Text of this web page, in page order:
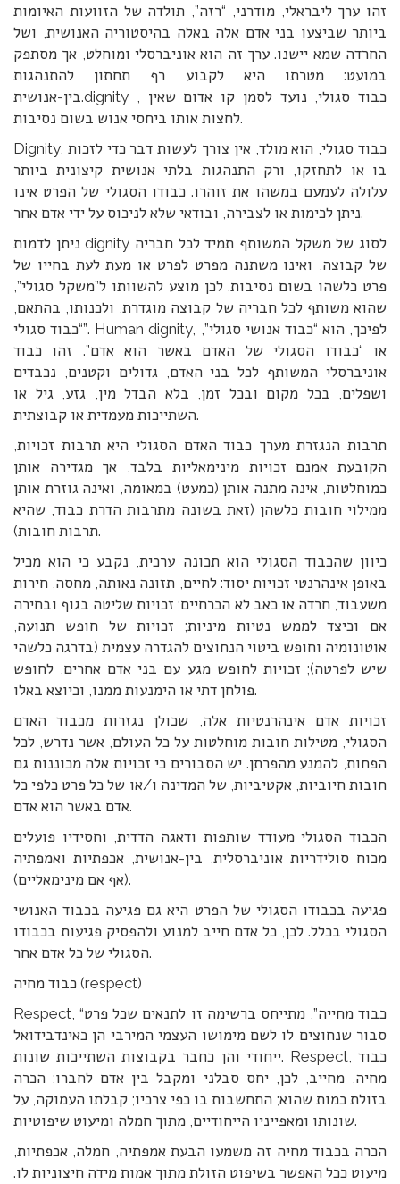
זהו ערך ליבראלי, מודרני, “רזה”, תולדה של הזוועות האיומות
ביותר שביצעו בני אדם אלה באלה בהיסטוריה האנושית, ושל
החרדה שמא יישנו. ערך זה הוא אוניברסלי ומוחלט, אך מסתפק
במועט: מטרתו היא לקבוע רף תחתון להתנהגות
בין-אנושית.dignity , כבוד סגולי, נועד לסמן קו אדום שאין
לחצות אותו ביחסי אנוש בשום נסיבות.
Dignity, כבוד סגולי, הוא מולד, אין צורך לעשות דבר כדי לזכות
בו או לתחזקו, ורק התנהגות בלתי אנושית קיצונית ביותר
עלולה לעמעם במשהו את זוהרו. כבודו הסגולי של הפרט אינו
ניתן לכימות או לצבירה, ובודאי שלא לניכוס על ידי אדם אחר.
ניתן לדמות dignity לסוג של משקל המשותף תמיד לכל חבריה
של קבוצה, ואינו משתנה מפרט לפרט או מעת לעת בחייו של
פרט כלשהו בשום נסיבות. לכן מוצע להשוותו ל”משקל סגולי”,
שהוא משותף לכל חבריה של קבוצה מוגדרת, ולכנותו, בהתאם,
“כבוד סגולי”. Human dignity, לפיכך, הוא “כבוד אנושי סגולי”,
או “כבודו הסגולי של האדם באשר הוא אדם”. זהו כבוד
אוניברסלי המשותף לכל בני האדם, גדולים וקטנים, נכבדים
ושפלים, בכל מקום ובכל זמן, בלא הבדל מין, גזע, גיל או
השתייכות מעמדית או קבוצתית.
תרבות הנגזרת מערך כבוד האדם הסגולי היא תרבות זכויות,
הקובעת אמנם זכויות מינימאליות בלבד, אך מגדירה אותן
כמוחלטות, אינה מתנה אותן (כמעט) במאומה, ואינה גוזרת אותן
ממילוי חובות כלשהן (זאת בשונה מתרבות הדרת כבוד, שהיא
תרבות חובות).
כיוון שהכבוד הסגולי הוא תכונה ערכית, נקבע כי הוא מכיל
באופן אינהרנטי זכויות יסוד: לחיים, תזונה נאותה, מחסה, חירות
משעבוד, חרדה או כאב לא הכרחיים; זכויות שליטה בגוף ובחירה
אם וכיצד לממש נטיות מיניות; זכויות של חופש תנועה,
אוטונומיה וחופש ביטוי הנחוצים להגדרה עצמית (בדרגה כלשהי
שיש לפרטה); זכויות לחופש מגע עם בני אדם אחרים, לחופש
פולחן דתי או הימנעות ממנו, וכיוצא באלו.
זכויות אדם אינהרנטיות אלה, שכולן נגזרות מכבוד האדם
הסגולי, מטילות חובות מוחלטות על כל העולם, אשר נדרש, לכל
הפחות, להמנע מהפרתן. יש הסבורים כי זכויות אלה מכוננות גם
חובות חיוביות, אקטיביות, של המדינה ו/או של כל פרט כלפי כל
אדם באשר הוא אדם.
הכבוד הסגולי מעודד שותפות ודאגה הדדית, וחסידיו פועלים
מכוח סולידריות אוניברסלית, בין-אנושית, אכפתיות ואמפתיה
(אף אם מינימאליים).
פגיעה בכבודו הסגולי של הפרט היא גם פגיעה בכבוד האנושי
הסגולי בכלל. לכן, כל אדם חייב למנוע ולהפסיק פגיעות בכבודו
הסגולי של כל אדם אחר.
כבוד מחיה (respect)
Respect, “כבוד מחייה”, מתייחס ברשימה זו לתנאים שכל פרט
סבור שנחוצים לו לשם מימושו העצמי המירבי הן כאינדבידואל
ייחודי והן כחבר בקבוצות השתייכות שונות. Respect, כבוד
מחיה, מחייב, לכן, יחס סבלני ומקבל בין אדם לחברו; הכרה
בזולת כמות שהוא; התחשבות בו כפי צרכיו; קבלתו העמוקה, על
שונותו ומאפייניו הייחודיים, מתוך חמלה ומיעוט שיפוטיות.
הכרה בכבוד מחיה זה משמעו הבעת אמפתיה, חמלה, אכפתיות,
מיעוט ככל האפשר בשיפוט הזולת מתוך אמות מידה חיצוניות לו.